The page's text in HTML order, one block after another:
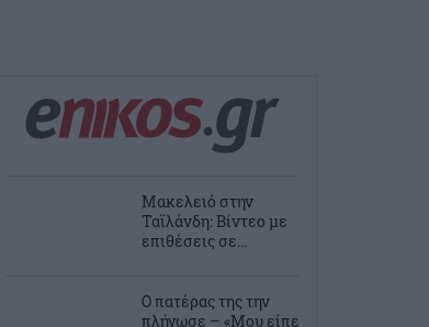
Μακελειό στην
Ταϊλάνδη: Βίντεο με
επιθέσεις σε...
Ο πατέρας της την
πλήγωσε – «Μου είπε